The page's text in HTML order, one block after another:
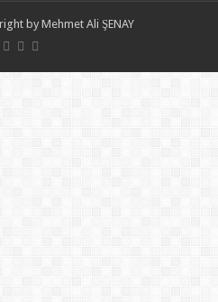
by Mehmet Ali ŞENAY